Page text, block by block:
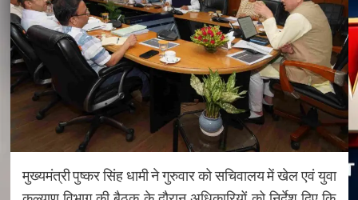
मुख्यमंत्री पुष्कर सिंह धामी ने गुरुवार को सचिवालय में खेल एवं युवा